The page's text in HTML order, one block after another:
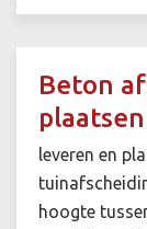
Beton
plaatsen
leveren en
hoogte